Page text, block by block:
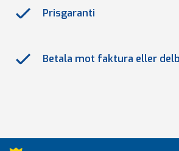
Prisgaranti
Betala mot faktura eller